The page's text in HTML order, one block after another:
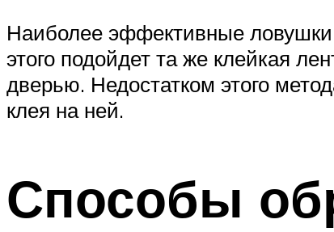
Наиболее эффективные
этого подойдет та же клейкая
дверью. Недостатком этого
клея на ней.
Способы